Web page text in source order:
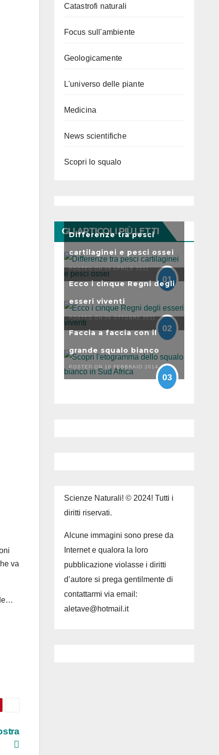
va
Catastrofi naturali
Focus sull'ambiente
Geologicamente
L'universo delle piante
Medicina
News scientifiche
Scopri lo squalo
GLI ARTICOLI PIÙ LETTI
Differenze tra pesci
cartilaginei e pesci ossei
POSTED ON 19 APRILE 2011
01
Ecco i cinque Regni degli
esseri viventi
POSTED ON 29 OTTOBRE 2011
02
Faccia a faccia con il
grande squalo bianco
POSTED ON 10 FEBBRAIO 2014
03
Scienze Naturali! © 2024! Tutti i
diritti riservati.
Alcune immagini sono prese da
Internet e qualora la loro
pubblicazione violasse i diritti
d’autore si prega gentilmente di
contattarmi via email:
aletave@hotmail.it